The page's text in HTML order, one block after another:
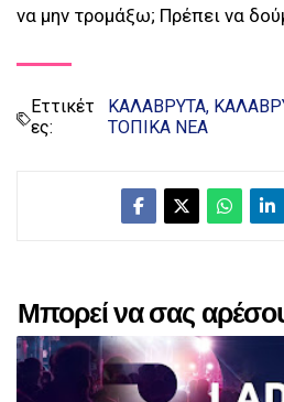
να μην τρομάξω; Πρέπει να
Εττικέτ
ες:
ΚΑΛΑΒΡΥΤΑ
ΤΟΠΙΚΑ ΝΕΑ
Μπορεί να σας
αναρτήσεις